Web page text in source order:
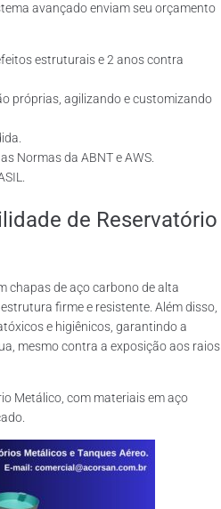
avançado enviam seu orçamento
estruturais e 2 anos contra
próprias, agilizando e customizando
Normas da ABNT e AWS.
de Reservatório
chapas de aço carbono de alta
firme e resistente. Além disso,
e higiênicos, garantindo a
mesmo contra a exposição aos raios
Metálico, com materiais em aço